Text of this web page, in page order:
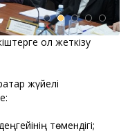
қол жеткізу
жүйелі
төмендігі;